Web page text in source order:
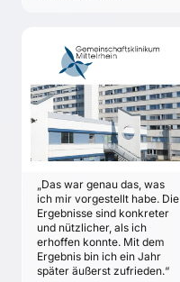
„Das war genau das, was
ich mir vorgestellt habe. Die
Ergebnisse sind konkreter
und nützlicher, als ich
erhoffen konnte. Mit dem
Ergebnis bin ich ein Jahr
später äußerst zufrieden.“
GEMEINSCHAFTSKLINIKUM
MITTELRHEIN
Dr. Thomas Nüßlein
ZIELE
Zukunftsworkshop zur
Identifikation der
Gestaltung der Kinder-
und Jugendheilkunde
relevant sind, mit dem
fachlichen
Führungsteam der
Klinik.